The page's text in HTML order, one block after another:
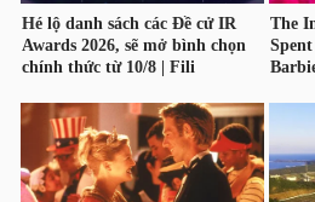
TẾ
THẾ
GIỚI